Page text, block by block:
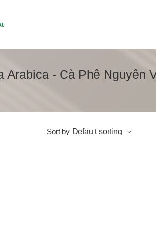
- Cà Phê Nguyên
Sort by Default sorting